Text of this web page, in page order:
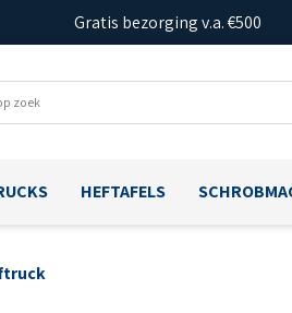
Gratis bezorging v.a. €500
HEFTAFELS